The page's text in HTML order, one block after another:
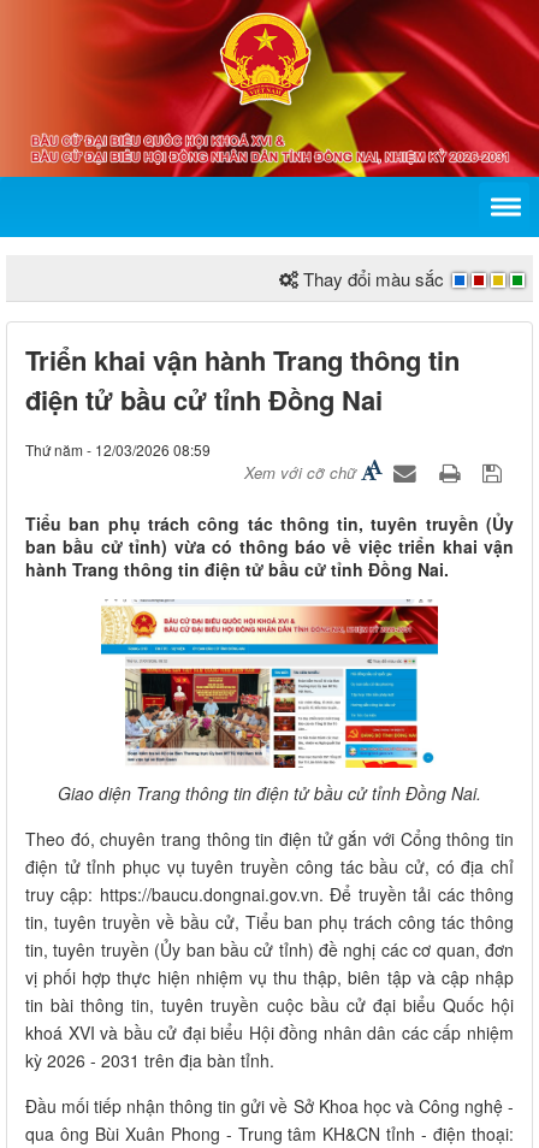
Thay đổi màu sắc
Triển khai vận hành Trang thông tin
điện tử bầu cử tỉnh Đồng Nai
Thứ năm - 12/03/2026 08:59
Xem với cỡ chữ
Tiểu ban phụ trách công tác thông tin, tuyên truyền (Ủy
ban bầu cử tỉnh) vừa có thông báo về việc triển khai vận
hành Trang thông tin điện tử bầu cử tỉnh Đồng Nai.
Giao diện Trang thông tin điện tử bầu cử tỉnh Đồng Nai.
Theo đó, chuyên trang thông tin điện tử gắn với Cổng thông tin
điện tử tỉnh phục vụ tuyên truyền công tác bầu cử, có địa chỉ
truy cập: https://baucu.dongnai.gov.vn. Để truyền tải các thông
tin, tuyên truyền về bầu cử, Tiểu ban phụ trách công tác thông
tin, tuyên truyền (Ủy ban bầu cử tỉnh) đề nghị các cơ quan, đơn
vị phối hợp thực hiện nhiệm vụ thu thập, biên tập và cập nhập
tin bài thông tin, tuyên truyền cuộc bầu cử đại biểu Quốc hội
khoá XVI và bầu cử đại biểu Hội đồng nhân dân các cấp nhiệm
kỳ 2026 - 2031 trên địa bàn tỉnh.
Đầu mối tiếp nhận thông tin gửi về Sở Khoa học và Công nghệ -
qua ông Bùi Xuân Phong - Trung tâm KH&CN tỉnh - điện thoại: